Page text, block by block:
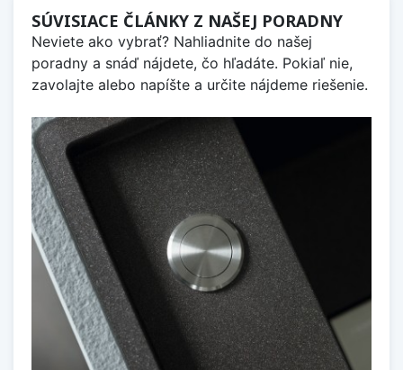
SÚVISIACE ČLÁNKY Z NAŠEJ PORADNY
Neviete ako vybrať? Nahliadnite do našej
poradny a snáď nájdete, čo hľadáte. Pokiaľ nie,
zavolajte alebo napíšte a určite nájdeme riešenie.